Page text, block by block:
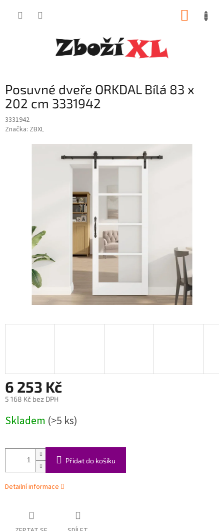
Posuvné dveře ORKDAL Bílá 83 x
202 cm 3331942
3331942
Značka: ZBXL
6 253 Kč
5 168 Kč bez DPH
cena:
Skladem (>5 ks)
Přidat do košíku
Detailní informace